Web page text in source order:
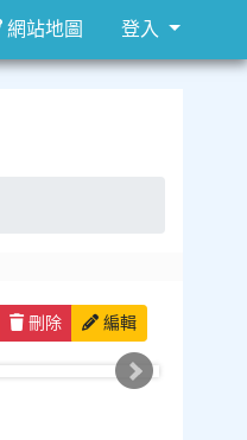
刪除 編輯
網站地圖 登入